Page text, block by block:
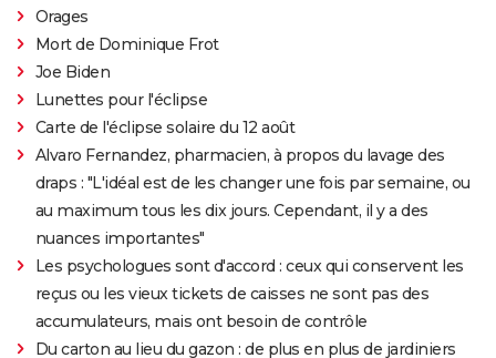
Orages
Mort de Dominique Frot
Joe Biden
Lunettes pour l'éclipse
Carte de l'éclipse solaire du 12 août
Alvaro Fernandez, pharmacien, à propos du lavage des
draps : "L'idéal est de les changer une fois par semaine, ou
au maximum tous les dix jours. Cependant, il y a des
nuances importantes"
Les psychologues sont d'accord : ceux qui conservent les
reçus ou les vieux tickets de caisses ne sont pas des
accumulateurs, mais ont besoin de contrôle
Du carton au lieu du gazon : de plus en plus de jardiniers